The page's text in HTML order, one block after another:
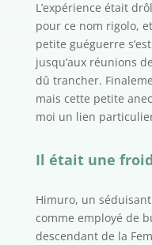
L’expérience était
pour ce nom rigolo,
petite guéguerre
jusqu’aux réunions
dû trancher.
mais cette petite
moi un lien
Il était une froid
Himuro, un
comme employé de
descendant de la